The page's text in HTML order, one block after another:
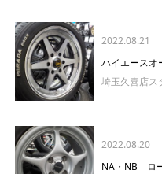
2022.08.21
ハイエースオ
埼玉久喜店ス
2022.08.20
NA・NB ロ